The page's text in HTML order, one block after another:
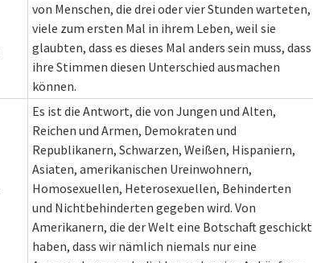
von Menschen, die drei oder vier Stunden warteten,
viele zum ersten Mal in ihrem Leben, weil sie
glaubten, dass es dieses Mal anders sein muss, dass
ihre Stimmen diesen Unterschied ausmachen
können.
Es ist die Antwort, die von Jungen und Alten,
Reichen und Armen, Demokraten und
Republikanern, Schwarzen, Weißen, Hispaniern,
Asiaten, amerikanischen Ureinwohnern,
Homosexuellen, Heterosexuellen, Behinderten
und Nichtbehinderten gegeben wird. Von
Amerikanern, die der Welt eine Botschaft geschickt
haben, dass wir nämlich niemals nur eine